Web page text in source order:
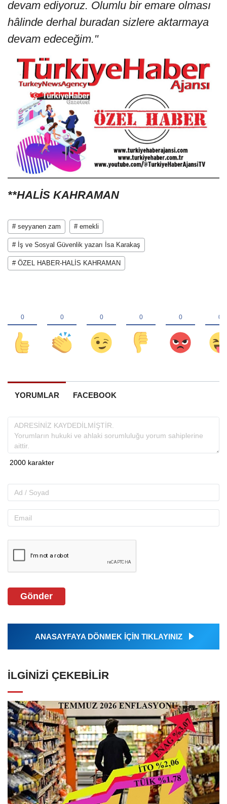
devam ediyoruz. Olumlu bir emare olması
hâlinde derhal buradan sizlere aktarmaya
devam edeceğim."
**HALİS KAHRAMAN
# seyyanen zam # emekli
# İş ve Sosyal Güvenlik yazarı İsa Karakaş
# ÖZEL HABER-HALİS KAHRAMAN
YORUMLAR FACEBOOK
Gönder
ANASAYFAYA DÖNMEK İÇİN TIKLAYINIZ
İLGINIZI ÇEKEBILIR